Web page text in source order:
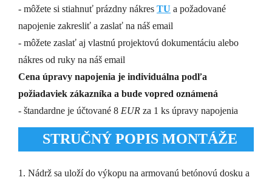
- môžete si stiahnuť prázdny nákres TU a požadované
napojenie zakresliť a zaslať na náš email
- môžete zaslať aj vlastnú projektovú dokumentáciu alebo
nákres od ruky na náš email
Cena úpravy napojenia je individuálna podľa
požiadaviek zákazníka a bude vopred oznámená
- štandardne je účtované 8 EUR za 1 ks úpravy napojenia
STRUČNÝ POPIS MONTÁŽE
1. Nádrž sa uloží do výkopu na armovanú betónovú dosku a